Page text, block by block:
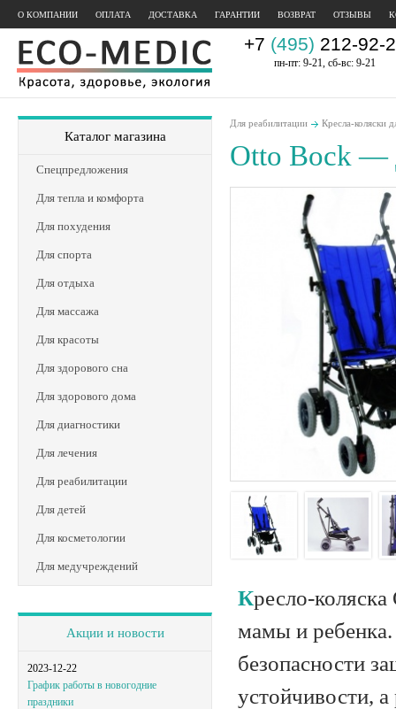
О КОМПАНИИ ОПЛАТА ДОСТАВКА ГАРАНТИИ ВОЗВРАТ ОТЗЫВЫ
+7 (495) 212-92-
пн-пт: 9-21, сб-вс: 9-21
Каталог магазина
Спецпредложения
Для тепла и комфорта
Для похудения
Для спорта
Для отдыха
Для массажа
Для красоты
Для здорового сна
Для здорового дома
Для диагностики
Для лечения
Для реабилитации
Для детей
Для косметологии
Для медучреждений
Акции и новости
2023-12-22
График работы в новогодние
праздники
Для реабилитации Кресла-коляски
Otto Bock —
Кресло-коляска Otto Bock Эко-багги создана для комфортных прогулок
мамы и ребенка.
безопасности
устойчивости,